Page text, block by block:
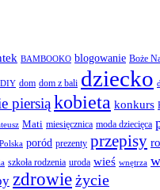
BAMBOOKO blogowanie Boże
DIY dom dom z bali dziecko
piersiąkobieta konkurs
Mati miesięcznica moda dziecięca
Polska poród prezenty przepisy
szkoła rodzenia uroda wieś wnętrza
zdrowieżycie